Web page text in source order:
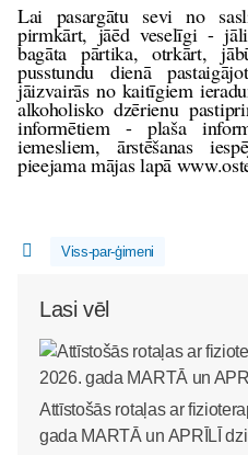
Lai pasargātu sevi no
pirmkārt, jāēd veselīgi -
bagāta pārtika, otrkārt,
pusstundu dienā
jāizvairās no kaitīgiem
alkoholisko dzērienu
informētiem - plaša
iemesliem, ārstēšanas
pieejama mājas lapā
Viss-par-ģimeni
Lasi vēl
Attīstošās rotaļas ar
gada MARTĀ un APRĪLĪ